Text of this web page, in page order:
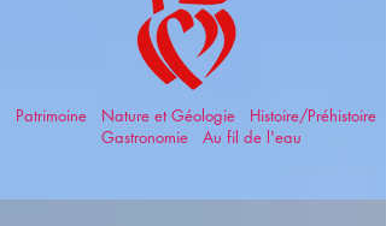
Patrimoine Nature et Géologie Histoire/Préhistoire
Gastronomie Au fil de l'eau